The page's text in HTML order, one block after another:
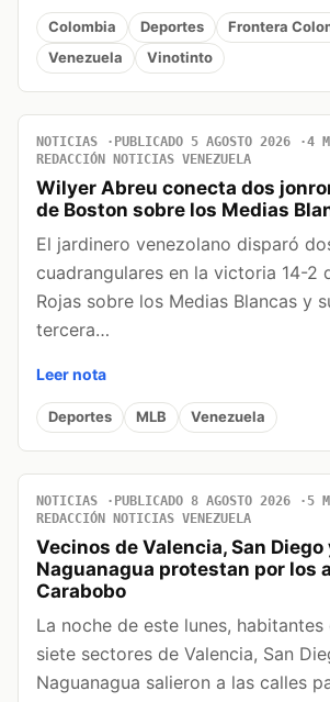
Colombia Deportes
Frontera
Venezuela
Vinotinto
NOTICIAS PUBLICADO 5 AGOSTO 2026
4
REDACCIÓN NOTICIAS VENEZUELA
Wilyer Abreu conecta dos
de Boston sobre los Medias
El jardinero venezolano disparó
cuadrangulares en la victoria 14-2
Rojas sobre los Medias Blancas y
tercera…
Leer nota
Deportes MLB Venezuela
NOTICIAS PUBLICADO 8 AGOSTO 2026
5
REDACCIÓN NOTICIAS VENEZUELA
Vecinos de Valencia, San Diego
Naguanagua protestan por los
Carabobo
La noche de este lunes, habitantes
siete sectores de Valencia, San
Naguanagua salieron a las calles